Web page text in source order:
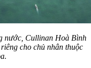
nước, Cullinan Hoà Bình
cho chủ nhân thuộc